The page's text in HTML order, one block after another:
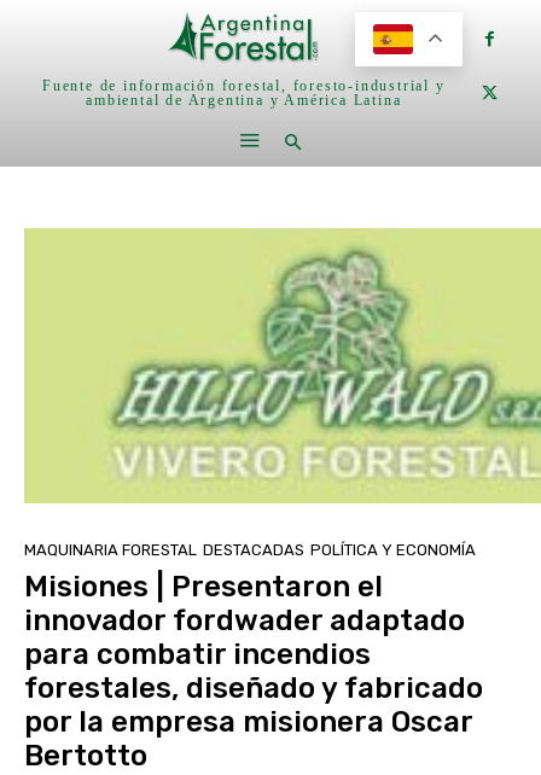
Fuente de información forestal, foresto-industrial y
ambiental de Argentina y América Latina
MAQUINARIA FORESTAL DESTACADAS POLÍTICA Y ECONOMÍA
Misiones | Presentaron el
innovador fordwader adaptado
para combatir incendios
forestales, diseñado y fabricado
por la empresa misionera Oscar
Bertotto